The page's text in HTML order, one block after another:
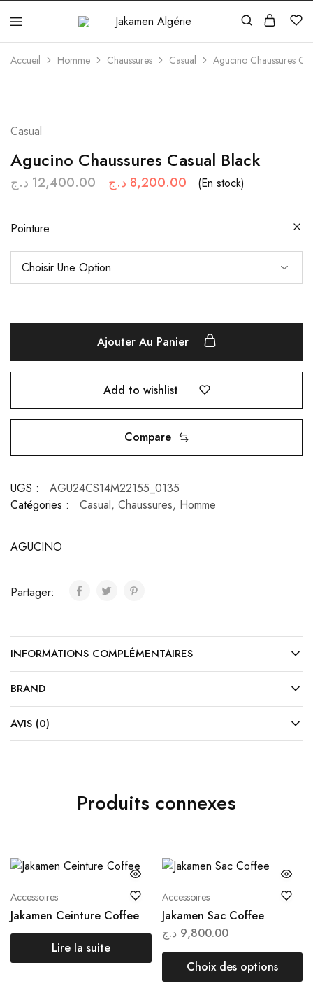
Jakamen
Algérie
Accueil Homme Chaussures Casual Agucino Chaussures
Casual
Agucino Chaussures Casual Black
12,400.00د.ج 8,200.00 د.ج (En stock)
Pointure
Ajouter Au Panier
Add to wishlist
Compare
UGS :
AGU24CS14M22155_0135
Catégories :
Casual, Chaussures, Homme
AGUCINO
Partager:
INFORMATIONS COMPLÉMENTAIRES
BRAND
AVIS (0)
Produits connexes
Accessoires
Jakamen Ceinture Coffee
Lire la suite
Accessoires
Jakamen Sac Coffee
9,800.00 د.ج
Choix des options